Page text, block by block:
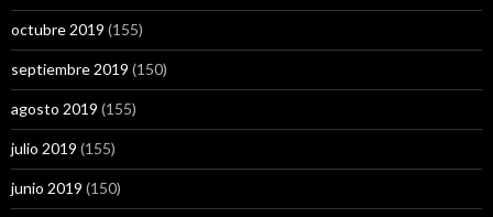
octubre 2019 (155)
septiembre 2019 (150)
agosto 2019 (155)
julio 2019 (155)
junio 2019 (150)